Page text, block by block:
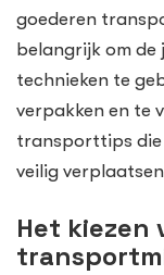
goederen
belangrijk om
technieken te
verpakken en te
transporttips die
veilig
Het kiezen